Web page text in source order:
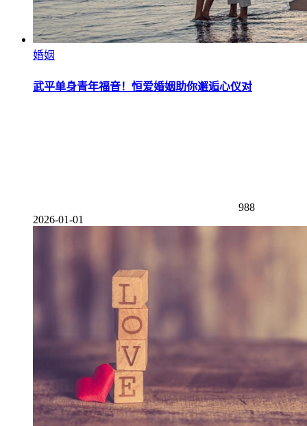
婚姻
武平单身青年福音！恒爱婚姻助你邂逅心仪对
988
2026-01-01